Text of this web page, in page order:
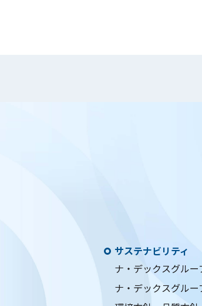
サステナビリティ
ナ・デックスグル
ナ・デックスグル